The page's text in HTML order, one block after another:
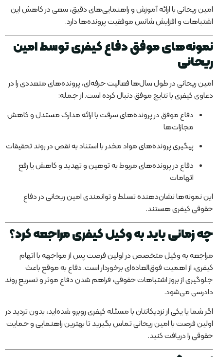
امین ریحانی با ارائه آموزش و راهنمایی‌های دقیق، سعی در کاهش این
اشتباهات و افزایش شانس موفقیت پرونده‌ها دارد.
نمونه‌های موفق دفاع کیفری توسط امین
ریحانی
امین ریحانی در طول سال‌ها فعالیت حرفه‌ای، پرونده‌های متعددی را در
دعاوی کیفری با نتایج موفق دنبال کرده است. از جمله:
دفاع موفق در پرونده‌های سرقت با ارائه مدارک مستدل و کاهش
مجازات‌ها
پیگیری پرونده‌های مواد مخدر با استناد به نقص در روند تحقیقات
دفاع در پرونده‌های مربوط به توهین و تهدید و کاهش یا رفع
اتهامات
این نمونه‌ها نشان‌دهنده تسلط و توانمندی امین ریحانی در دفاع
حقوقی کیفری هستند.
چه زمانی باید به وکیل کیفری مراجعه کرد؟
مراجعه به وکیل متخصص در اولین فرصت پس از مواجهه با اتهام
کیفری، از اهمیت فوق‌العاده‌ای برخوردار است. دفاع به موقع باعث
جلوگیری از بروز اشتباهات حقوقی، فراهم شدن دفاع موثر و تسریع روند
دادرسی می‌شود.
اگر شما یا یکی از نزدیکانتان با مسئله کیفری روبرو شده‌اید، بدون تردید در
اولین فرصت با امین ریحانی تماس بگیرید تا بهترین راهنمایی و حمایت
حقوقی را دریافت کنید.